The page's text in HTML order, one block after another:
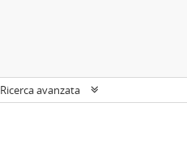
Ricerca avanzata